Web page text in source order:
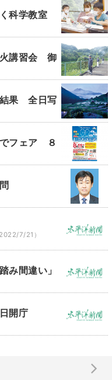
科学教室
講習会 御
果 全日写
フェア ８
2022/7/21）
み間違い」
開庁